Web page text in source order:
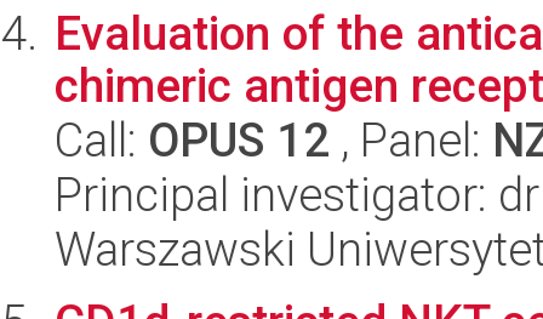
Evaluation of the
chimeric antigen
Call: OPUS 12 , Panel:
Principal investigator:
Warszawski